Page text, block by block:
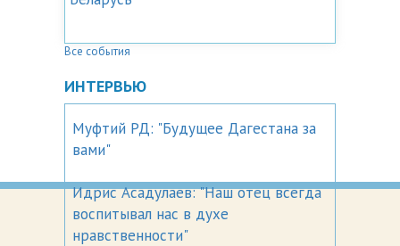
Все события
ИНТЕРВЬЮ
Муфтий РД: "Будущее Дагестана за
вами"
Идрис Асадулаев: "Наш отец всегда
воспитывал нас в духе
нравственности"